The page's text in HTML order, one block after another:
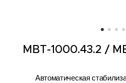
MBT-1000.43.2 /
Автоматическая